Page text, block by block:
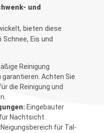
und
bieten diese
Eis und
Reinigung
garantieren. Achten Sie
die Reinigung und
Eingebauter
Nachtsicht.
für Tal-